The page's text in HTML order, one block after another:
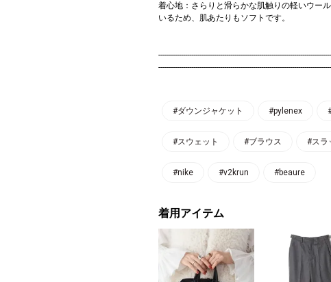
着心地：さらりと滑らかな肌触りの軽いウー
いるため、肌あたりもソフトです。
#ダウンジャケット #pylenex
#スウェット #ブラウス #スラ
#nike #v2krun #beaure
着用アイテム